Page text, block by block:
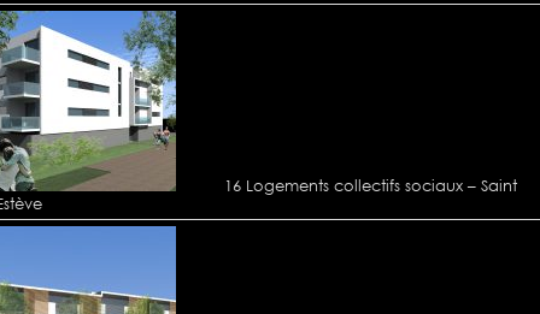
16 Logements collectifs sociaux – Saint